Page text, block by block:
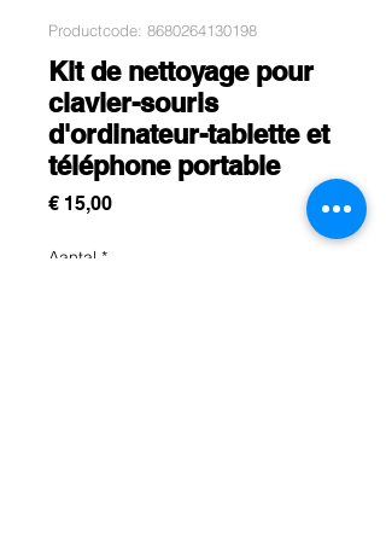
Productcode: 8680264130198
Kit de nettoyage pour
clavier-souris
d'ordinateur-tablette et
téléphone portable
€ 15,00Prijs
Aantal *